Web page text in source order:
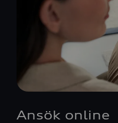
Ansök online